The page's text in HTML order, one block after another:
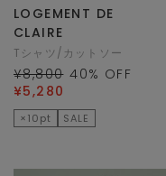
LOGEMENT DE
CLAIRE
Tシャツ/カットソー
¥8,800 40% OFF
¥5,280
×10pt SALE